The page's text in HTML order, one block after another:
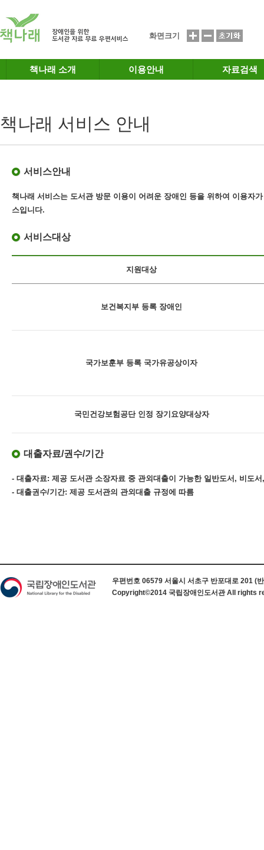
화면크기
책나래 소개 이용안내 자료검색
책나래 서비스 안내
서비스안내
책나래 서비스는 도서관 방문 이용이 어려운 장애인 등을 위하여 이용자
스입니다.
서비스대상
지원대상
보건복지부 등록 장애인
국가보훈부 등록 국가유공상이자
국민건강보험공단 인정 장기요양대상자
대출자료/권수/기간
- 대출자료: 제공 도서관 소장자료 중 관외대출이 가능한 일반도서, 비도
- 대출권수/기간: 제공 도서관의 관외대출 규정에 따름
우편번호 06579 서울시 서초구 반포대로 201 (
Copyright©2014 국립장애인도서관 All rights